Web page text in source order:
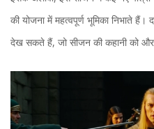
की योजना में महत्वपूर्ण भूमिका निभाते
देख सकते हैं, जो सीजन की कहानी को